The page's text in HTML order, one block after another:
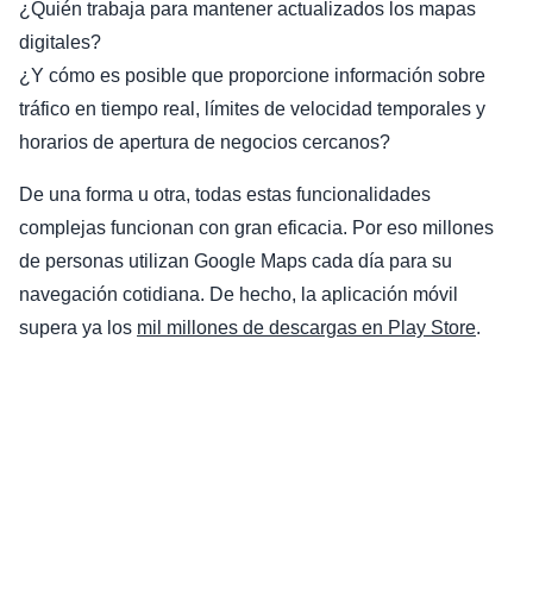
¿Quién trabaja para mantener actualizados los mapas
digitales?
¿Y cómo es posible que proporcione información sobre
tráfico en tiempo real, límites de velocidad temporales y
horarios de apertura de negocios cercanos?
De una forma u otra, todas estas funcionalidades
complejas funcionan con gran eficacia. Por eso millones
de personas utilizan Google Maps cada día para su
navegación cotidiana. De hecho, la aplicación móvil
supera ya los mil millones de descargas en Play Store.